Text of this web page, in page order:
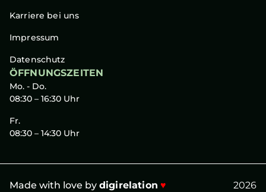
Karriere bei uns
Impressum
Datenschutz
ÖFFNUNGSZEITEN
Mo. - Do.
08:30 – 16:30 Uhr
Fr.
08:30 – 14:30 Uhr
Made with love by digirelation ♥ 2026